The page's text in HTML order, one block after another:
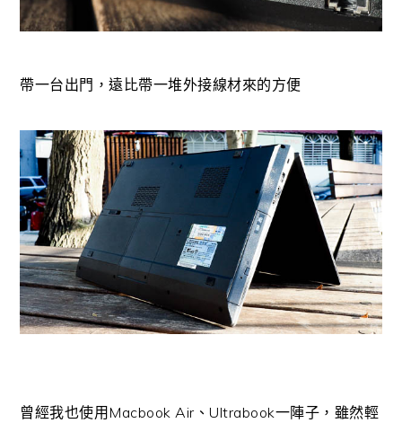
帶一台出門，遠比帶一堆外接線材來的方便
曾經我也使用Macbook Air、Ultrabook一陣子，雖然輕